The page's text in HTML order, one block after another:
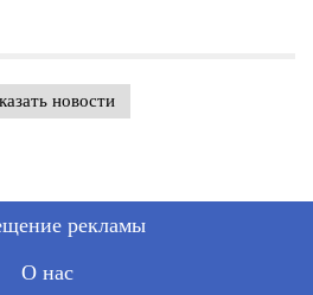
новости
рекламы
О нас